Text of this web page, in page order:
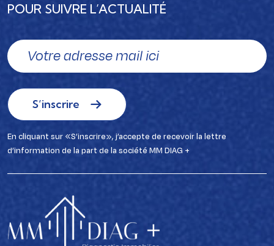
POUR SUIVRE L’ACTUALITÉ
S’inscrire
En cliquant sur «S’inscrire», j’accepte de recevoir la lettre
d’information de la part de la société MM DIAG +